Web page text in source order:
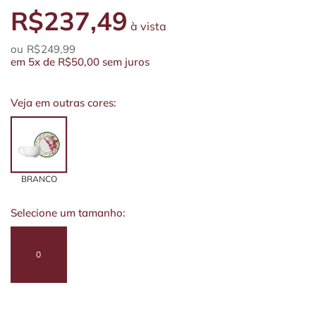
R$237,49 à vista
R$249,99
em 5x de R$50,00 sem juros
Veja em outras cores:
BRANCO
Selecione um tamanho:
0